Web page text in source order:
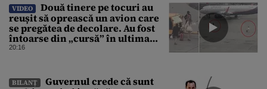
VIDEO
Două tinere pe tocuri au
reușit să oprească un avion care
se pregătea de decolare. Au fost
întoarse din „cursă” în ultima
clipă. Imaginile au devenit virale
20:16
BILANȚ
Guvernul crede că sunt